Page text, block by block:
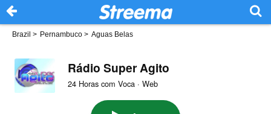
Brazil > Pernambuco > Aguas Belas
Rádio Super Agito
24 Horas com Voca · Web